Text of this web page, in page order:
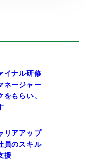
イナル研修
ネージャー
もらい、
リアアップ
員のスキル
援